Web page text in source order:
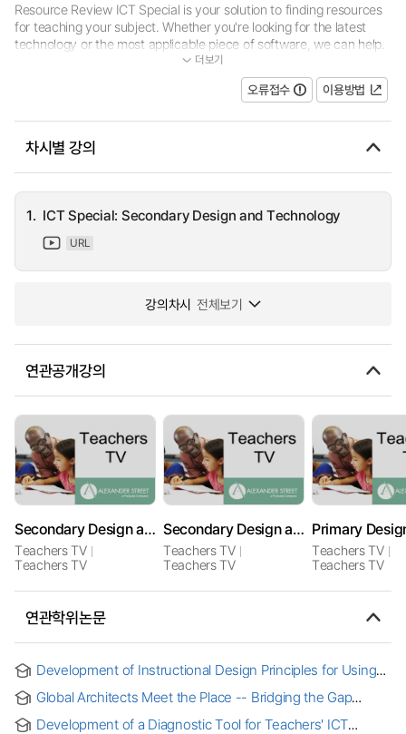
Resource Review ICT Special is your solution to finding resources
for teaching your subject. Whether you're looking for the latest
technology or the most applicable piece of software, we can help.
Each week, we ask teachers to try out resources in their classro...
더보기
오류접수 이용방법
차시별 강의
1. ICT Special: Secondary Design and Technology
URL
강의차시 전체보기
연관공개강의
Secondary Design and Technology
Teachers TV
Teachers TV
Secondary Design and Technology
Teachers TV
Teachers TV
Teachers TV
Teachers TV
연관학위논문
Development of Instructional Design Principles for Using
방글라데시 중등학교 맥락에서의 ICT 활용을 위한 교수설계원리
개발연구
Global Architects Meet the Place -- Bridging the Gap
Development of a Diagnostic Tool for Teachers' ICT